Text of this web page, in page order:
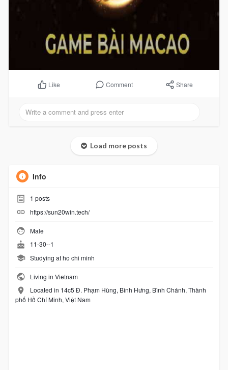
Like Comment Share
Load more posts
Info
1 posts
https://sun20win.tech/
Male
11-30--1
Studying at ho chi minh
Living in Vietnam
Located in 14c5 Đ. Phạm Hùng, Bình Hưng, Bình Chánh, Thành
phố Hồ Chí Minh, Việt Nam